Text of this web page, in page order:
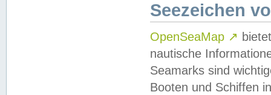
Seezeichen
OpenSeaMap ↗
nautische
Seamarks sind
Booten und Schiffen